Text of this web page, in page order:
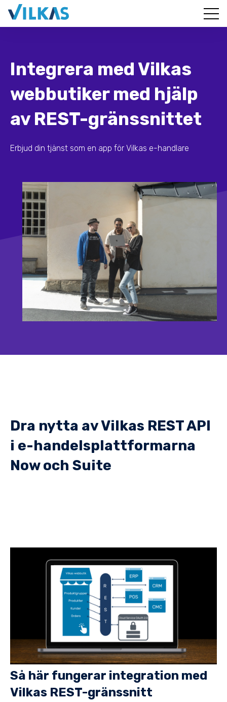
Integrera med Vilkas
webbutiker med hjälp
av REST-gränssnittet
Erbjud din tjänst som en app för Vilkas e-handlare
Dra nytta av Vilkas REST API
i e-handelsplattformarna
Now och Suite
Så här fungerar integration med
Vilkas REST-gränssnitt